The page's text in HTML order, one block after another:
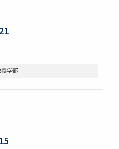
巻)
学部